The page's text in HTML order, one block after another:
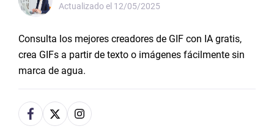
Actualizado el 12/05/2025
Consulta los mejores creadores de GIF con IA gratis,
crea GIFs a partir de texto o imágenes fácilmente sin
marca de agua.